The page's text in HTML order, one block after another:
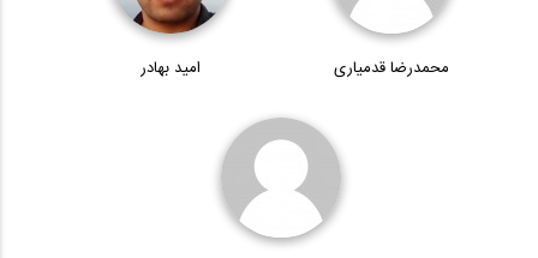
محمدرضا قدمیاری امید بهادر